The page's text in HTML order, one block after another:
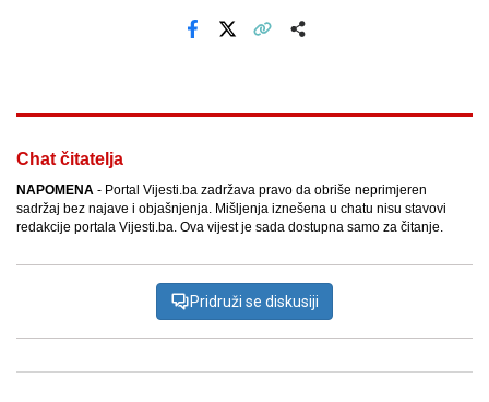
Chat čitatelja
NAPOMENA - Portal Vijesti.ba zadržava pravo da obriše neprimjeren
sadržaj bez najave i objašnjenja. Mišljenja iznešena u chatu nisu stavovi
redakcije portala Vijesti.ba. Ova vijest je sada dostupna samo za čitanje.
Pridruži se diskusiji